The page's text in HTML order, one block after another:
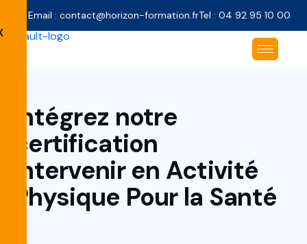
Email : contact@horizon-formation.frTel : 04 92 95 10 00
Intégrez notre
certification
Intervenir en Activité
Physique Pour la Santé